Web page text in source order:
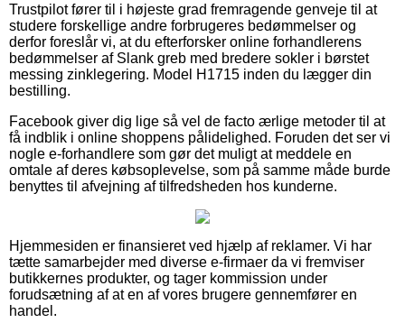
Trustpilot fører til i højeste grad fremragende genveje til at
studere forskellige andre forbrugeres bedømmelser og
derfor foreslår vi, at du efterforsker online forhandlerens
bedømmelser af Slank greb med bredere sokler i børstet
messing zinklegering. Model H1715 inden du lægger din
bestilling.
Facebook giver dig lige så vel de facto ærlige metoder til at
få indblik i online shoppens pålidelighed. Foruden det ser vi
nogle e-forhandlere som gør det muligt at meddele en
omtale af deres købsoplevelse, som på samme måde burde
benyttes til afvejning af tilfredsheden hos kunderne.
Hjemmesiden er finansieret ved hjælp af reklamer. Vi har
tætte samarbejder med diverse e-firmaer da vi fremviser
butikkernes produkter, og tager kommission under
forudsætning af at en af vores brugere gennemfører en
handel.